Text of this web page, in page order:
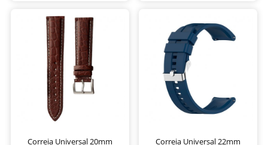
Correia Universal 20mm Correia Universal 22mm